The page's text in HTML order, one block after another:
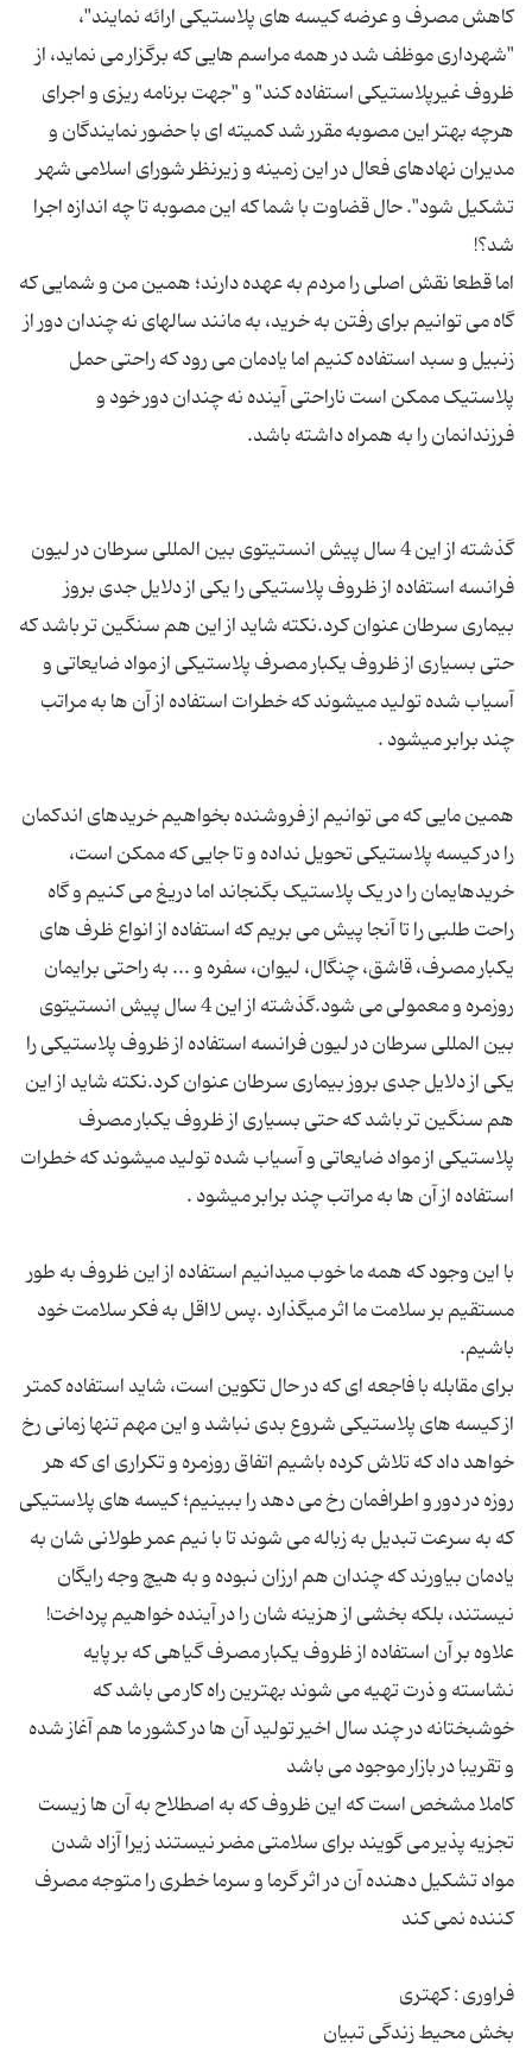
کاهش مصرف و عرضه کیسه های پلاستیکی ارائه نمایند"،
"شهرداری موظف شد در همه مراسم هایی که برگزار می نماید، از
ظروف غیرپلاستیکی استفاده کند" و "جهت برنامه ریزی و اجرای
هرچه بهتر این مصوبه مقرر شد کمیته ای با حضور نمایندگان و
مدیران نهادهای فعال در این زمینه و زیرنظر شورای اسلامی شهر
تشکیل شود". حال قضاوت با شما که این مصوبه تا چه اندازه اجرا
اما قطعا نقش اصلی را مردم به عهده دارند؛ همین من و شمایی که
گاه می توانیم برای رفتن به خرید، به مانند سالهای نه چندان دور از
زنبیل و سبد استفاده کنیم اما یادمان می رود که راحتی حمل
پلاستیک ممکن است ناراحتی آینده نه چندان دور خود و
گذشته از این 4 سال پیش انستیتوی بین المللی سرطان در لیون
فرانسه استفاده از ظروف پلاستیکی را یکی از دلایل جدی بروز
بیماری سرطان عنوان کرد.نکته شاید از این هم سنگین تر باشد که
حتی بسیاری از ظروف یکبار مصرف پلاستیکی از مواد ضایعاتی و
آسیاب شده تولید میشوند که خطرات استفاده از آن ها به مراتب
همین مایی که می توانیم از فروشنده بخواهیم خریدهای اندکمان
را در کیسه پلاستیکی تحویل نداده و تا جایی که ممکن است،
خریدهایمان را در یک پلاستیک بگنجاند اما دریغ می کنیم و گاه
راحت طلبی را تا آنجا پیش می بریم که استفاده از انواع ظرف های
یکبار مصرف، قاشق، چنگال، لیوان، سفره و ... به راحتی برایمان
روزمره و معمولی می شود.گذشته از این 4 سال پیش انستیتوی
بین المللی سرطان در لیون فرانسه استفاده از ظروف پلاستیکی را
یکی از دلایل جدی بروز بیماری سرطان عنوان کرد.نکته شاید از این
هم سنگین تر باشد که حتی بسیاری از ظروف یکبار مصرف
پلاستیکی از مواد ضایعاتی و آسیاب شده تولید میشوند که خطرات
با این وجود که همه ما خوب میدانیم استفاده از این ظروف به طور
مستقیم بر سلامت ما اثر میگذارد .پس لااقل به فکر سلامت خود
برای مقابله با فاجعه ای که در حال تکوین است، شاید استفاده کمتر
از کیسه های پلاستیکی شروع بدی نباشد و این مهم تنها زمانی رخ
خواهد داد که تلاش کرده باشیم اتفاق روزمره و تکراری ای که هر
روزه در دور و اطرافمان رخ می دهد را ببینیم؛ کیسه های پلاستیکی
که به سرعت تبدیل به زباله می شوند تا با نیم عمر طولانی شان به
یادمان بیاورند که چندان هم ارزان نبوده و به هیچ وجه رایگان
علاوه بر آن استفاده از ظروف یکبار مصرف گیاهی که بر پایه
نشاسته و ذرت تهیه می شوند بهترین راه کار می باشد که
خوشبختانه در چند سال اخیر تولید آن ها در کشور ما هم آغاز شده
کاملا مشخص است که این ظروف که به اصطلاح به آن ها زیست
تجزیه پذیر می گویند برای سلامتی مضر نیستند زیرا آزاد شدن
مواد تشکیل دهنده آن در اثر گرما و سرما خطری را متوجه مصرف